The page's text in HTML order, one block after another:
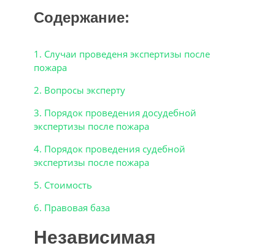
Содержание:
1. Случаи проведеня экспертизы после
пожара
2. Вопросы эксперту
3. Порядок проведения досудебной
экспертизы после пожара
4. Порядок проведения судебной
экспертизы после пожара
5. Стоимость
6. Правовая база
Независимая